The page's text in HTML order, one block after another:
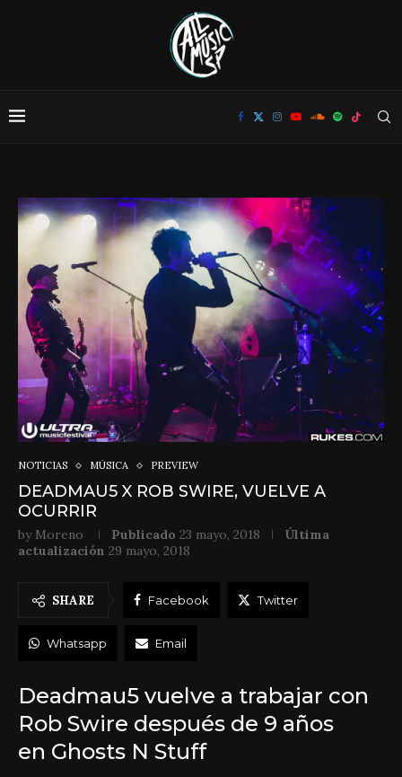
NOTICIAS MÚSICA PREVIEW
DEADMAU5 X ROB SWIRE, VUELVE A
OCURRIR
by Moreno Publicado 23 mayo, 2018
Última
actualización 29 mayo, 2018
SHARE Facebook Twitter
Whatsapp Email
Deadmau5 vuelve a trabajar con
Rob Swire después de 9 años
en Ghosts N Stuff